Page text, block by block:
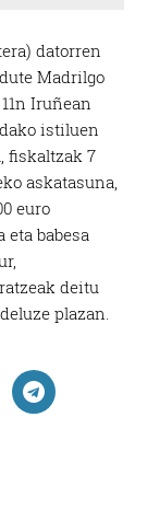
datorren
Madrilgo
Iruñean
istiluen
fiskaltzak 7
askatasuna,
euro
babesa
deitu
plazan.